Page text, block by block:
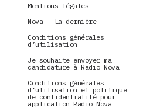
Mentions légales
Nova – La dernière
Conditions générales
d’utilisation
Je souhaite envoyer ma
candidature à Radio Nova
Conditions générales
d’utilisation et politique
de confidentialité pour
application Radio Nova